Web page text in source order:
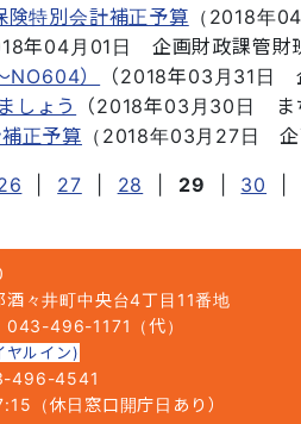
特別会計補正予算 （ 2018年
年04月01日
企画財政課管財
）
（2018年03月31日
しょう
（2018年03月30日
正予算 （ 2018年03月27日
27 28 29 30
酒々井町中央台4丁目11番地
043-496-1171（代）
ヤルイン)
496-4541
（休日窓口開庁日あり）